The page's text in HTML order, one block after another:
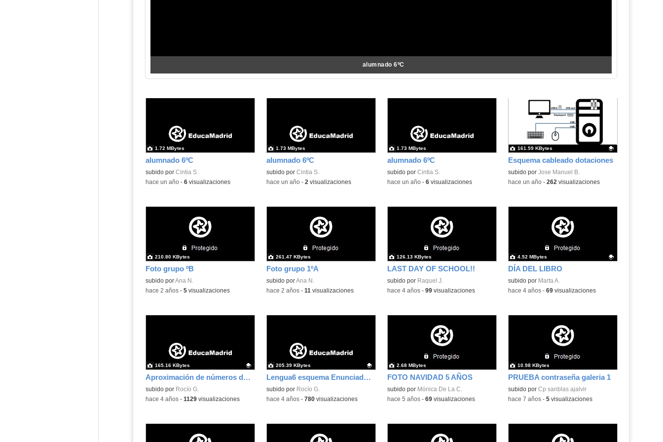
alumnado 6ºC
alumnado 6ºC
subido por Cintia S.
1.72 MBytes
-hace un año- 6visualizaciones
alumnado 6ºC
subido por Cintia S.
1.73 MBytes
-hace un año- 2 visualizaciones
alumnado 6ºC
subido por Cintia S.
1.73 MBytes
-hace un año- 6visualizaciones
Esquema cableado dotaciones
Contenido educativo.
subido por Jose Manuel B.
161.59 KBytes
-hace un año- 262 visualizaciones
Foto grupo ºB
subido porAna N.
210.80 KBytes
-hace 2 años- 5visualizaciones
Foto grupo 1ºA
subido porAna N.
261.47 KBytes
-hace 2 años- 11 visualizaciones
LAST DAY OF SCHOOL!!
subido por Raquel J.
126.13 KBytes
-hace 4 años- 99visualizaciones
DÍA DEL LIBRO
Contenido educativo.
subido por Marta A.
4.52 MBytes
-hace 4 años- 69visualizaciones
Aproximación de números decimales
Contenido educativo.
subido por Rocío G.
165.16 KBytes
-hace 4 años- 1129visualizaciones
Lengua6 esquema Enunciados y Sujeto
Contenido educativo.
subido por Rocío G.
205.39 KBytes
-hace 4 años- 780visualizaciones
FOTO NAVIDAD 5 AÑOS
subido por Mónica De La C.
2.68 MBytes
-hace 5 años- 69visualizaciones
PRUEBA contraseña galeria 1
subido por Cp sanblas ajalvir
10.98 KBytes
-hace 7 años- 5visualizaciones